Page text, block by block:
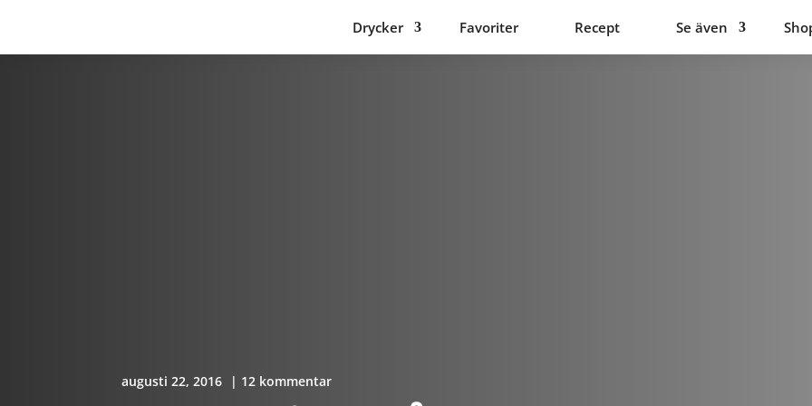
Drycker Favoriter Recept Se även
augusti 22, 2016 | 12 kommentar